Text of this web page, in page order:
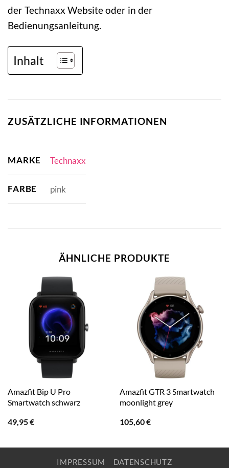
der Technaxx Website oder in der
Bedienungsanleitung.
Inhalt
ZUSÄTZLICHE INFORMATIONEN
MARKE Technaxx
FARBE pink
ÄHNLICHE PRODUKTE
Amazfit Bip U Pro
Smartwatch schwarz
49,95€
Amazfit GTR 3 Smartwatch
moonlight grey
105,60€
IMPRESSUM DATENSCHUTZ